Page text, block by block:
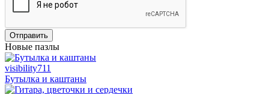
Отправить
Новые пазлы
visibility711
Бутылка и каштаны